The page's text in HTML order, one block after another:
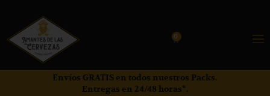
0
Envíos GRATIS en todos nuestros Packs.
Entregas en 24/48 horas*.